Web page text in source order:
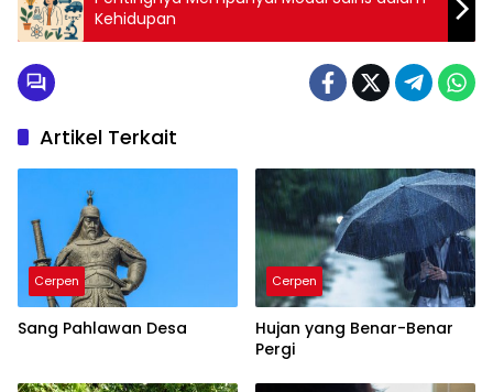
Kehidupan
Artikel Terkait
Cerpen
Sang Pahlawan Desa
Cerpen
Hujan yang Benar-Benar
Pergi